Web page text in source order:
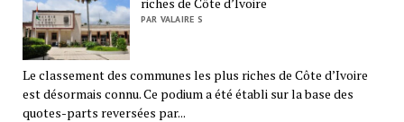
PAR VALAIRE S
Le classement des communes les plus riches de Côte d’Ivoire
est désormais connu. Ce podium a été établi sur la base des
quotes-parts reversées par...